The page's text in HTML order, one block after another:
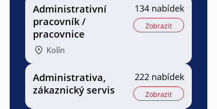
Administrativní
pracovník /
pracovnice
Kolín
134 nabídek
Zobrazit
Administrativa,
zákaznický servis
222 nabídek
Zobrazit